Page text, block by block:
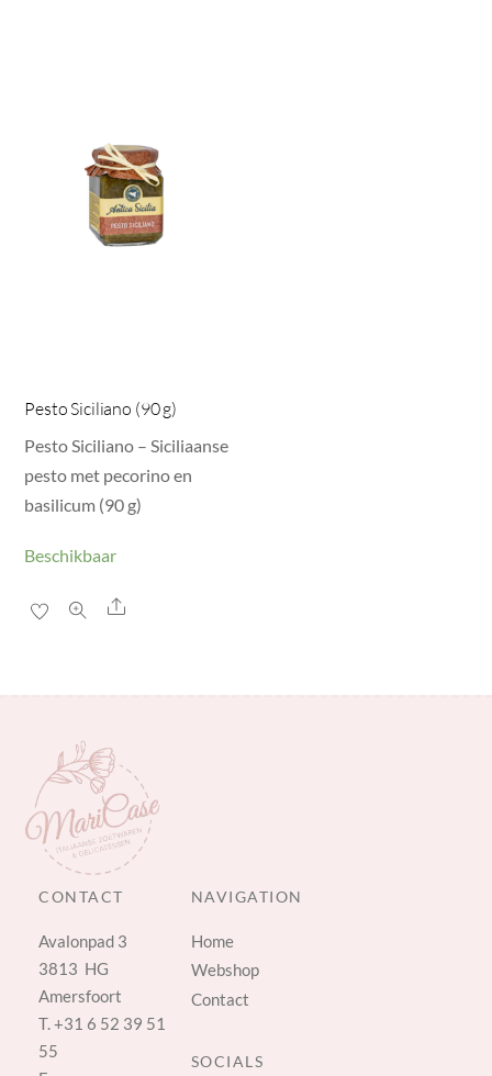
Pesto Siciliano (90 g)
Pesto Siciliano – Siciliaanse
pesto met pecorino en
basilicum (90 g)
Beschikbaar
Share
CONTACT
Avalonpad 3
3813 HG
Amersfoort
T.+31 6 52 39 51
55
NAVIGATION
Home
Webshop
Contact
SOCIALS